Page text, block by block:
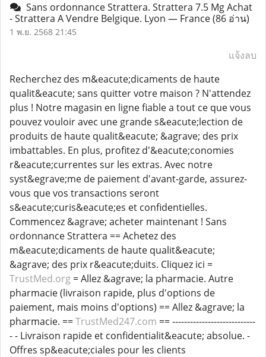
Sans ordonnance Strattera. Strattera 7.5 Mg Achat
- Strattera A Vendre Belgique. Lyon — France(86 อ่าน)
1 พ.ย. 2568 21:45
แจ้งลบ
Recherchez des m&eacute;dicaments de haute
qualit&eacute; sans quitter votre maison ? N'attendez
plus ! Notre magasin en ligne fiable a tout ce que vous
pouvez vouloir avec une grande s&eacute;lection de
produits de haute qualit&eacute; &agrave; des prix
imbattables. En plus, profitez d'&eacute;conomies
r&eacute;currentes sur les extras. Avec notre
syst&egrave;me de paiement d'avant-garde, assurez-
vous que vos transactions seront
s&eacute;curis&eacute;es et confidentielles.
Commencez &agrave; acheter maintenant ! Sans
ordonnance Strattera == Achetez des
m&eacute;dicaments de haute qualit&eacute;
&agrave; des prix r&eacute;duits. Cliquez ici =
TrustMed.org = Allez &agrave; la pharmacie. Autre
pharmacie (livraison rapide, plus d'options de
paiement, mais moins d'options) == Allez &agrave; la
pharmacie. ==TrustMed247.com == ----------------------------
- - Livraison rapide et confidentialit&eacute; absolue. -
Offres sp&eacute;ciales pour les clients